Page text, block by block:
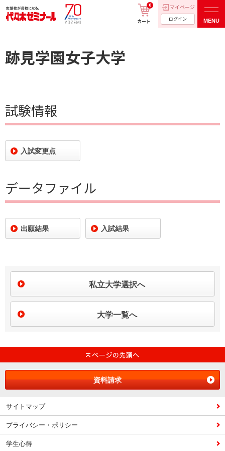
カート
0 マイページ
ログイン MENU
跡見学園女子大学
試験情報
入試変更点
データファイル
出願結果 入試結果
私立大学選択へ
大学一覧へ
資料請求
サイトマップ
プライバシー・ポリシー
学生心得